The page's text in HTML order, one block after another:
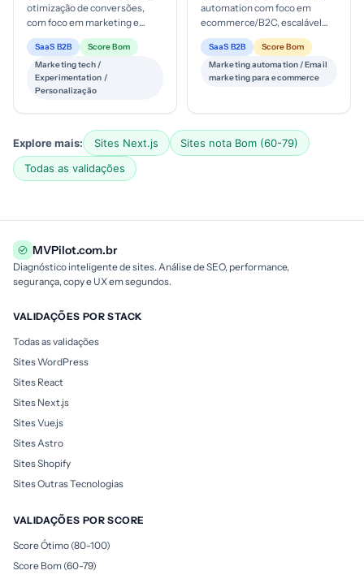
otimização de conversões,
com foco em marketing e
desenvolvimento; mercado de
médio a grande porte; ticket ...
SaaS B2B
Score Bom
Marketing tech /
Experimentation /
Personalização
automation com foco em
ecommerce/B2C, escalável
para pequenas e médias
marcas; ticket médio provável
entre plan...
SaaS B2B
Score Bom
Marketing automation / Email
marketing para ecommerce
Explore mais: Sites Next.js
Sites nota Bom (60-79)
Todas as validações
MVPilot.com.br
Diagnóstico inteligente de sites. Análise de SEO, performance,
segurança, copy e UX em segundos.
VALIDAÇÕES POR STACK
Todas as validações
Sites WordPress
Sites React
Sites Next.js
Sites Vue.js
Sites Astro
Sites Shopify
Sites Outras Tecnologias
VALIDAÇÕES POR SCORE
Score Ótimo (80-100)
Score Bom (60-79)